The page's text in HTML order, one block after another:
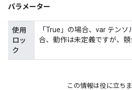
パラメーター
使用
ロッ
ク
「True」の場合、var テン
合、動作は未定義ですが、
この情報は役に立ち